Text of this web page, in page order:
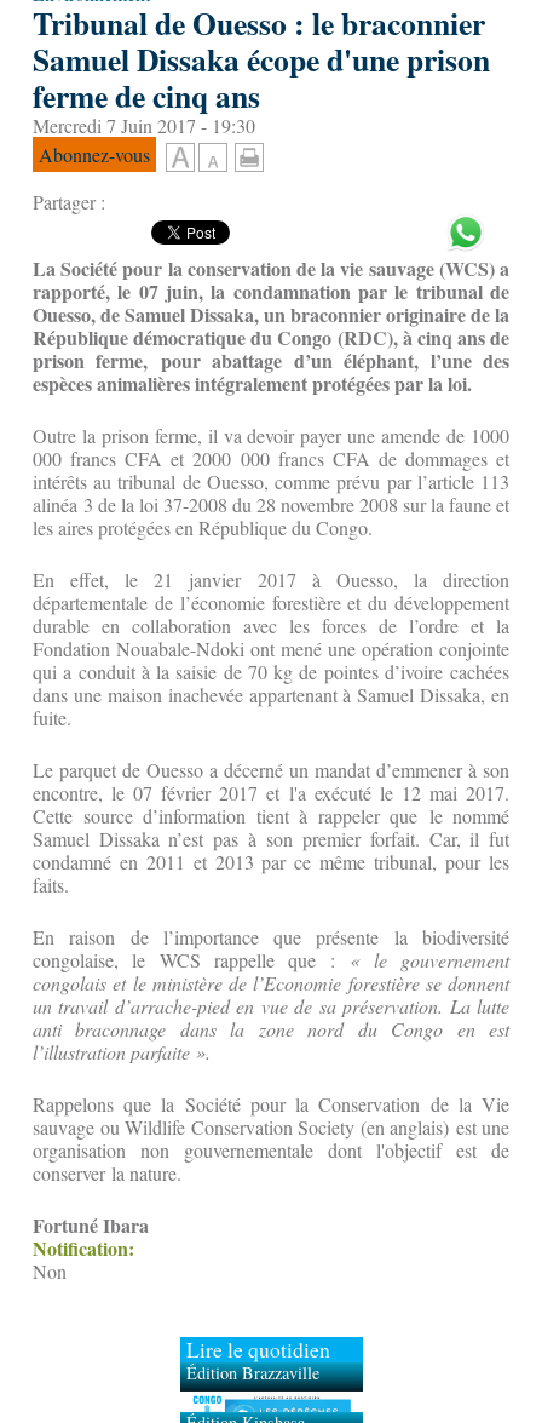
Tribunal de Ouesso : le braconnier
Samuel Dissaka écope d'une prison
ferme de cinq ans
Mercredi 7 Juin 2017 - 19:30
Abonnez-vous
Partager :
La Société pour la conservation de la vie sauvage (WCS) a
rapporté, le 07 juin, la condamnation par le tribunal de
Ouesso, de Samuel Dissaka, un braconnier originaire de la
République démocratique du Congo (RDC), à cinq ans de
prison ferme, pour abattage d’un éléphant, l’une des
espèces animalières intégralement protégées par la loi.
Outre la prison ferme, il va devoir payer une amende de 1000
000 francs CFA et 2000 000 francs CFA de dommages et
intérêts au tribunal de Ouesso, comme prévu par l’article 113
alinéa 3 de la loi 37-2008 du 28 novembre 2008 sur la faune et
les aires protégées en République du Congo.
En effet, le 21 janvier 2017 à Ouesso, la direction
départementale de l’économie forestière et du développement
durable en collaboration avec les forces de l’ordre et la
Fondation Nouabale-Ndoki ont mené une opération conjointe
qui a conduit à la saisie de 70 kg de pointes d’ivoire cachées
dans une maison inachevée appartenant à Samuel Dissaka, en
fuite.
Le parquet de Ouesso a décerné un mandat d’emmener à son
encontre, le 07 février 2017 et l'a exécuté le 12 mai 2017.
Cette source d’information tient à rappeler que le nommé
Samuel Dissaka n’est pas à son premier forfait. Car, il fut
condamné en 2011 et 2013 par ce même tribunal, pour les
faits.
En raison de l’importance que présente la biodiversité
congolaise, le WCS rappelle que : « le gouvernement
congolais et le ministère de l’Economie forestière se donnent
un travail d’arrache-pied en vue de sa préservation. La lutte
anti braconnage dans la zone nord du Congo en est
l’illustration parfaite ».
Rappelons que la Société pour la Conservation de la Vie
sauvage ou Wildlife Conservation Society (en anglais) est une
organisation non gouvernementale dont l'objectif est de
conserver la nature.
Fortuné Ibara
Notification:
Non
Lire le quotidien
Édition Brazzaville
Édition Kinshasa